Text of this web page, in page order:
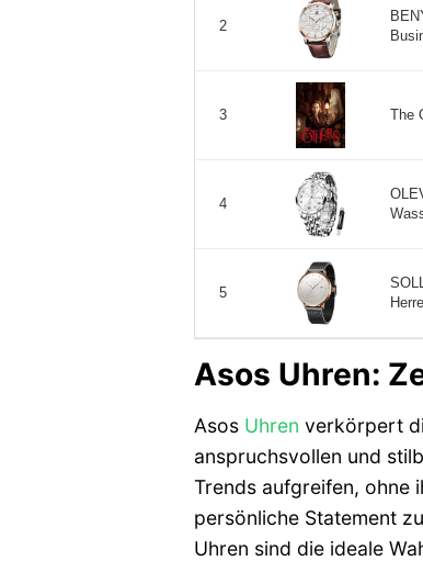
2
3 The
4
5
Asos Uhren:
Asos Uhren verkörpert
anspruchsvollen und
Trends aufgreifen, ohne
persönliche Statement
Uhren sind die ideale